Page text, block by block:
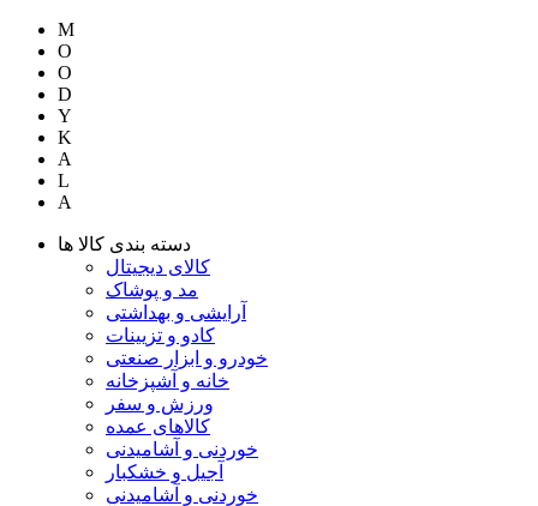
M
O
O
D
Y
K
A
L
A
دسته بندی کالا ها
کالای دیجیتال
مد و پوشاک
آرایشی و بهداشتی
کادو و تزیینات
خودرو و ابزار صنعتی
خانه و آشپزخانه
ورزش و سفر
کالاهای عمده
خوردنی و آشامیدنی
آجیل و خشکبار
خوردنی و آشامیدنی